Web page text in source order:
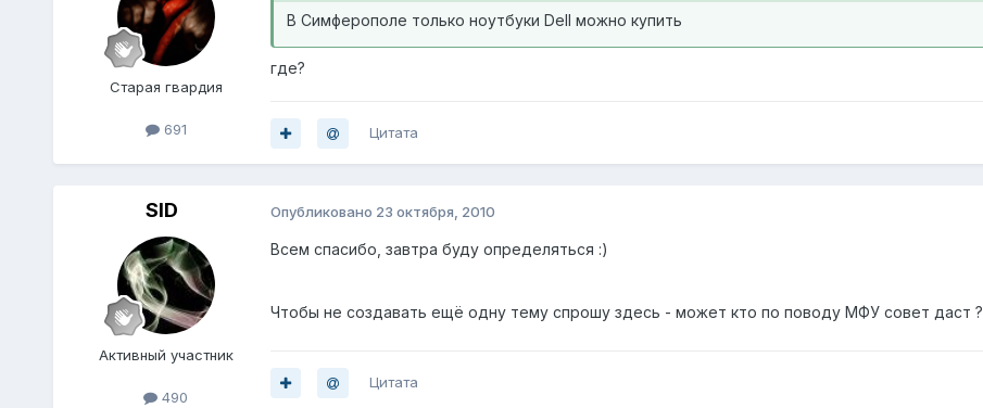
Старая гвардия
691
В Симферополе только ноутбуки Dell можно купить
где?
Цитата
SID
Активный участник
490
Опубликовано 23 октября, 2010
Всем спасибо, завтра буду определяться :)
Чтобы не создавать ещё одну тему спрошу здесь - может кто по поводу МФУ совет даст ?
Цитата